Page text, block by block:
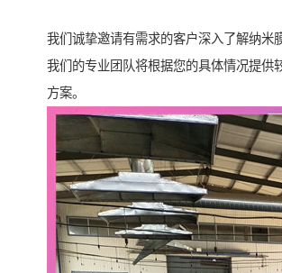
我们诚挚邀请有需求的客户深入了解纳米
我们的专业团队将根据您的具体情况提供
方案。